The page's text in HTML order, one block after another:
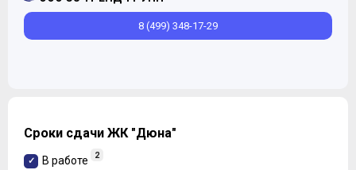
8 (499) 348-17-29
Сроки сдачи ЖК "Дюна"
В работе 2